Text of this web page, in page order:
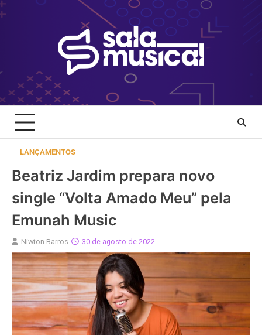
Skip
to
LANÇAMENTOS
Beatriz Jardim prepara novo
single “Volta Amado Meu” pela
Emunah Music
Niwton Barros 30 de agosto de 2022